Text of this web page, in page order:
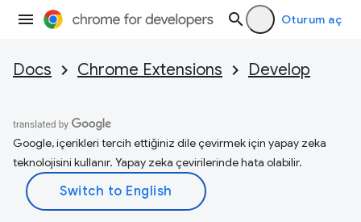
Oturum aç
Docs Chrome Extensions Develop
Google, içerikleri tercih ettiğiniz dile çevirmek için yapay zeka
teknolojisini kullanır. Yapay zeka çevirilerinde hata olabilir.